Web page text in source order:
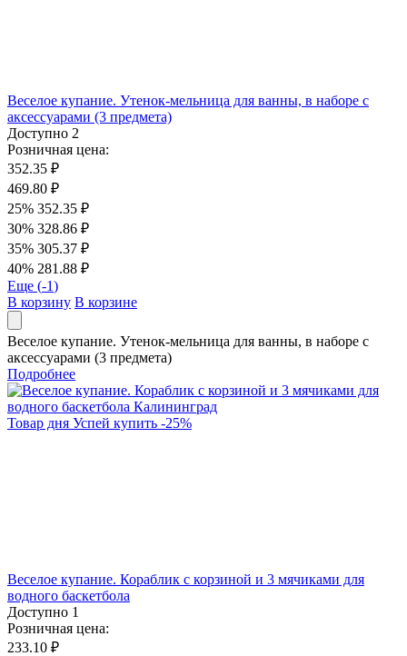
Веселое купание. Утенок-мельница для ванны, в наборе с
аксессуарами (3 предмета)
Доступно 2
Розничная цена:
352.35 ₽
469.80 ₽
25% 352.35 ₽
30% 328.86 ₽
35% 305.37 ₽
40% 281.88 ₽
Еще (-1)
В корзину В корзине
Веселое купание. Утенок-мельница для ванны, в наборе с
аксессуарами (3 предмета)
Подробнее
Товар дня Успей купить -25%
Веселое купание. Кораблик с корзиной и 3 мячиками для
водного баскетбола
Доступно 1
Розничная цена:
233.10 ₽